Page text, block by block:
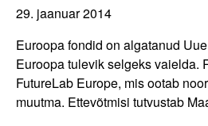
29. jaanuar 2014
Euroopa fondid on algatanud
Euroopa tulevik selgeks vaielda.
FutureLab Europe, mis ootab
muutma. Ettevõtmisi tutvustab